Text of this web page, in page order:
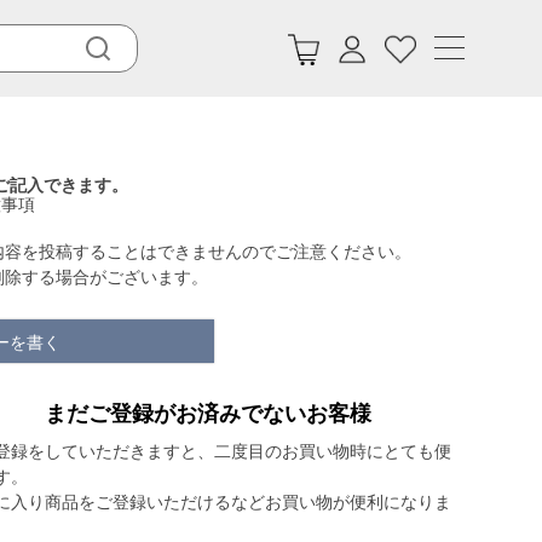
入できます。
項
を投稿することはできませんのでご注意ください。
する場合がございます。
を書く
まだご登録がお済みでないお客様
録をしていただきますと、二度目のお買い物時にとても便
。
入り商品をご登録いただけるなどお買い物が便利になりま